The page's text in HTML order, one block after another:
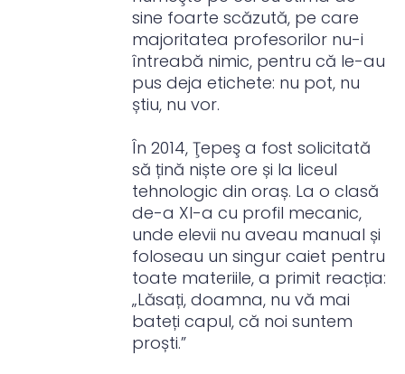
sine foarte scăzută, pe care
majoritatea profesorilor nu-i
întreabă nimic, pentru că le-au
pus deja etichete: nu pot, nu
știu, nu vor.
În 2014, Ţepeş a fost solicitată
să țină niște ore și la liceul
tehnologic din oraș. La o clasă
de-a XI-a cu profil mecanic,
unde elevii nu aveau manual și
foloseau un singur caiet pentru
toate materiile, a primit reacția:
„Lăsați, doamna, nu vă mai
bateți capul, că noi suntem
proști.”